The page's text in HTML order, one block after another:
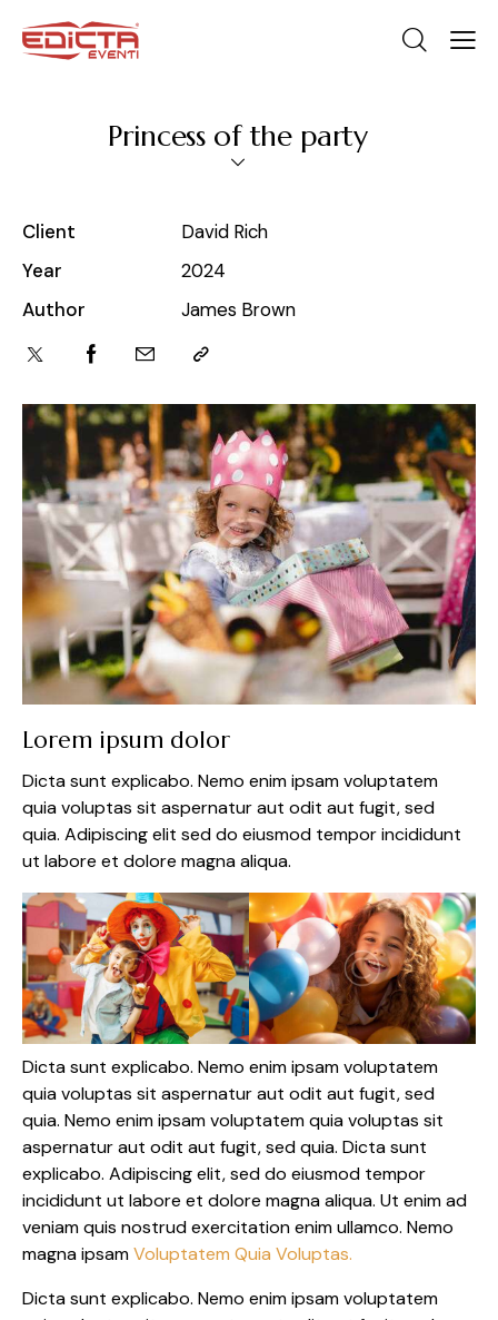
Princess of the party
Client
David Rich
Year
2024
Author
James Brown
Lorem ipsum dolor
Dicta sunt explicabo. Nemo enim ipsam voluptatem
quia voluptas sit aspernatur aut odit aut fugit, sed
quia. Adipiscing elit sed do eiusmod tempor incididunt
ut labore et dolore magna aliqua.
Dicta sunt explicabo. Nemo enim ipsam voluptatem
quia voluptas sit aspernatur aut odit aut fugit, sed
quia. Nemo enim ipsam voluptatem quia voluptas sit
aspernatur aut odit aut fugit, sed quia. Dicta sunt
explicabo. Adipiscing elit, sed do eiusmod tempor
incididunt ut labore et dolore magna aliqua. Ut enim ad
veniam quis nostrud exercitation enim ullamco. Nemo
magna ipsamVoluptatem Quia Voluptas.
Dicta sunt explicabo. Nemo enim ipsam voluptatem